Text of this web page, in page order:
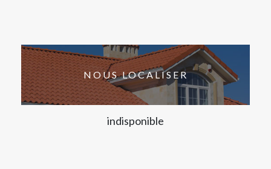
NOUS LOCALISER
indisponible